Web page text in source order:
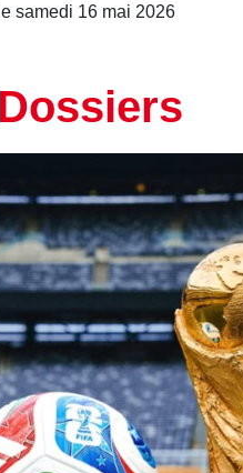
samedi 16 mai 2026